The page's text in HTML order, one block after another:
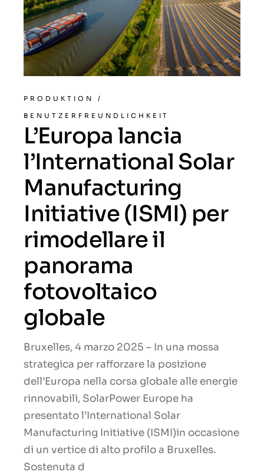
PRODUKTION /
BENUTZERFREUNDLICHKEIT
L’Europa lancia
l’International Solar
Manufacturing
Initiative (ISMI) per
rimodellare il
panorama
fotovoltaico
globale
Bruxelles, 4 marzo 2025 – In una mossa
strategica per rafforzare la posizione
dell’Europa nella corsa globale alle energie
rinnovabili, SolarPower Europe ha
presentato l’International Solar
Manufacturing Initiative (ISMI)in occasione
di un vertice di alto profilo a Bruxelles.
Sostenuta d